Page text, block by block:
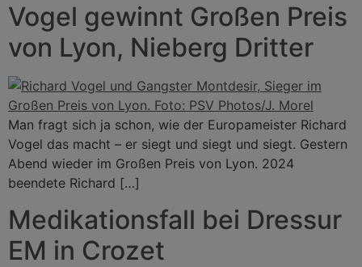
Vogel gewinnt Großen Preis
von Lyon, Nieberg Dritter
Man fragt sich ja schon, wie der Europameister Richard
Vogel das macht – er siegt und siegt und siegt. Gestern
Abend wieder im Großen Preis von Lyon. 2024
beendete Richard […]
Medikationsfall bei Dressur
EM in Crozet